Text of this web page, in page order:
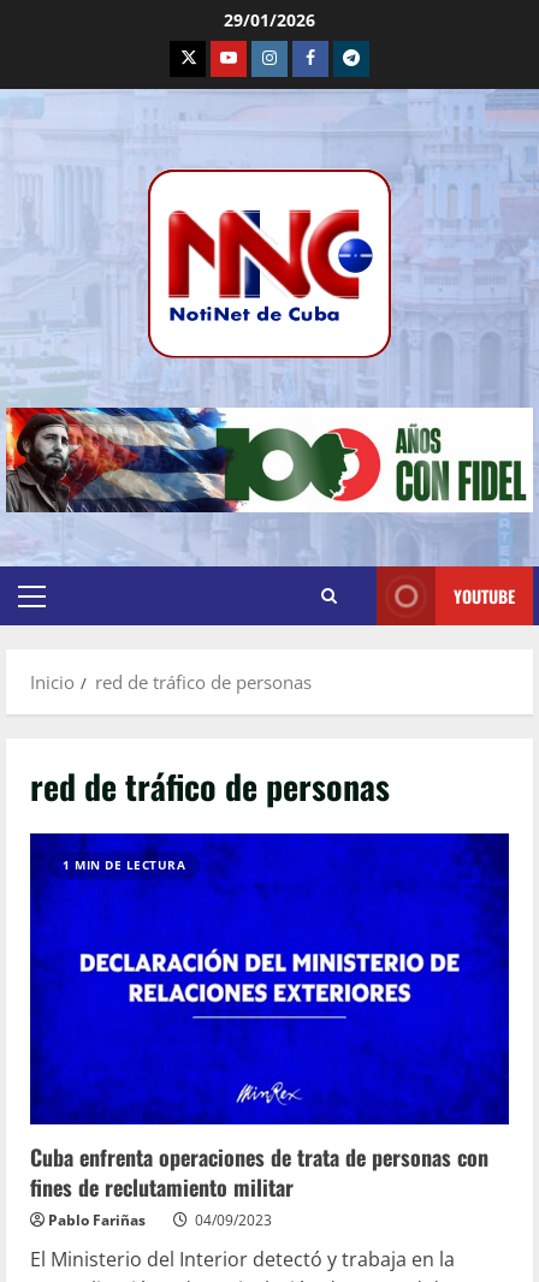
29/01/2026
YOUTUBE
Inicio red de tráfico de personas
red de tráfico de personas
1 MIN DE LECTURA
Cuba enfrenta operaciones de trata de personas con
fines de reclutamiento militar
Pablo Fariñas 04/09/2023
El Ministerio del Interior detectó y trabaja en la